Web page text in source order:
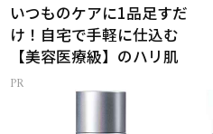
いつものケアに1品足すだ
け！自宅で手軽に仕込む
【美容医療級】のハリ肌